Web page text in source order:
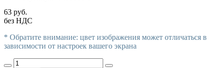
63 руб.
без НДС
* Обратите внимание: цвет изображения может отличаться в
зависимости от настроек вашего экрана